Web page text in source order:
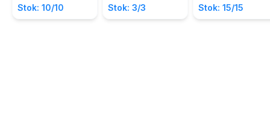
Stok: 10/10 Stok: 3/3 Stok: 15/15